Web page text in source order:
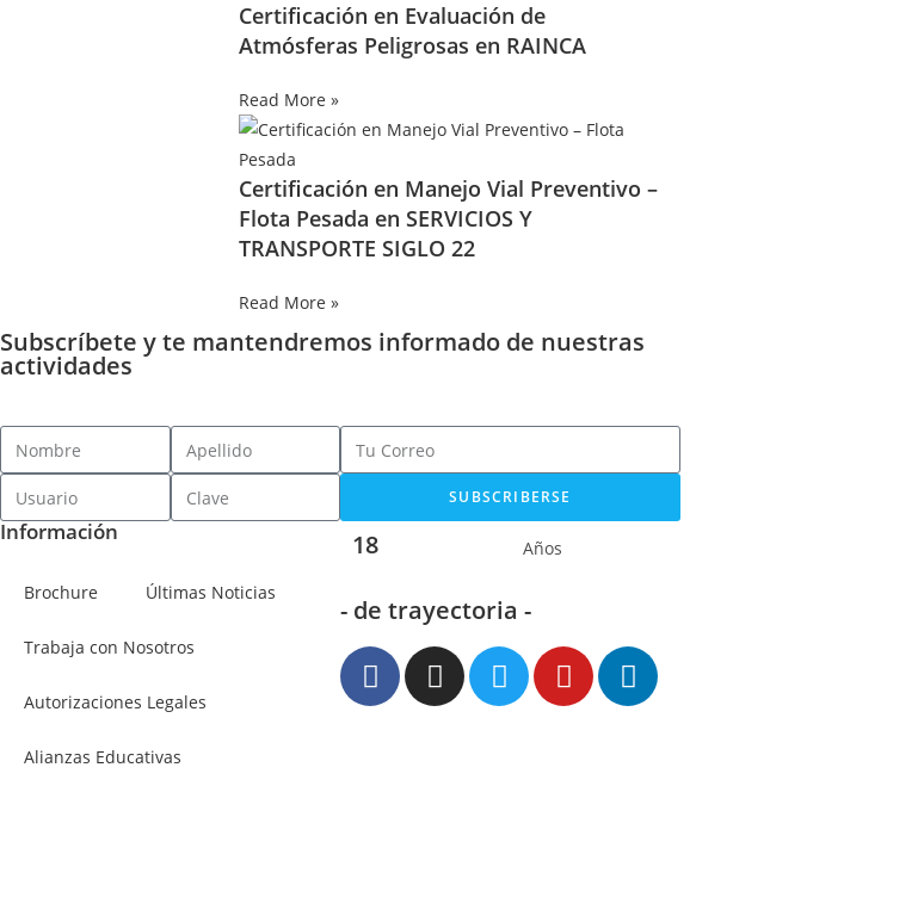
Certificación en Evaluación de
Atmósferas Peligrosas en RAINCA
Read More »
Certificación en Manejo Vial Preventivo –
Flota Pesada en SERVICIOS Y
TRANSPORTE SIGLO 22
Read More »
Subscríbete y te mantendremos informado de nuestras
actividades
SUBSCRIBERSE
Información
Brochure Últimas Noticias
Trabaja con Nosotros
Autorizaciones Legales
Alianzas Educativas
18 Años
- de trayectoria -